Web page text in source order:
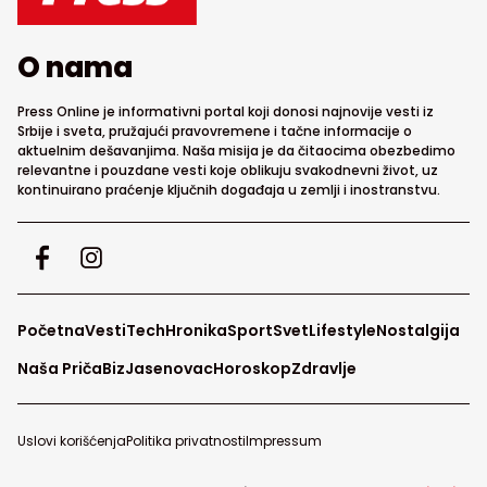
O nama
Press Online je informativni portal koji donosi najnovije vesti iz
Srbije i sveta, pružajući pravovremene i tačne informacije o
aktuelnim dešavanjima. Naša misija je da čitaocima obezbedimo
relevantne i pouzdane vesti koje oblikuju svakodnevni život, uz
kontinuirano praćenje ključnih događaja u zemlji i inostranstvu.
PočetnaVestiTechHronikaSportSvetLifestyleNostalgija
Naša PričaBizJasenovacHoroskopZdravlje
Uslovi korišćenjaPolitika privatnostiImpressum